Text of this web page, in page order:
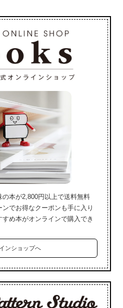
本が2,800円以上で送料無料
でお得なクーポンも手に入り
め本がオンラインで購入でき
ンショップへ